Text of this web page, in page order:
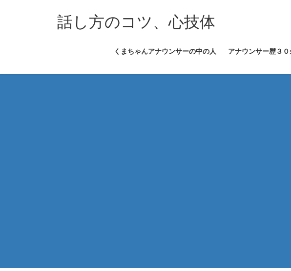
ス
ン
話し方のコツ、心技体
くまちゃんアナウンサーの中の人 アナウンサー歴３